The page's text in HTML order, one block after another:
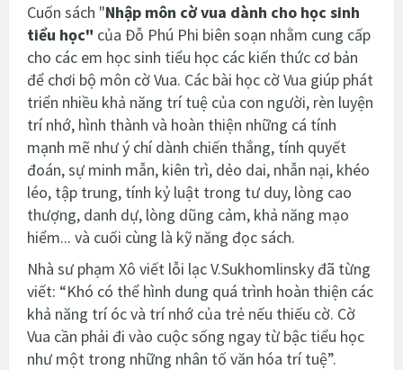
Cuốn sách "Nhập môn cờ vua dành cho học sinh
tiểu học" của Đỗ Phú Phi biên soạn nhằm cung cấp
cho các em học sinh tiểu học các kiến thức cơ bản
để chơi bộ môn cờ Vua. Các bài học cờ Vua giúp phát
triển nhiều khả năng trí tuệ của con người, rèn luyện
trí nhớ, hình thành và hoàn thiện những cá tính
mạnh mẽ như ý chí dành chiến thắng, tính quyết
đoán, sự minh mẫn, kiên trì, dẻo dai, nhẫn nại, khéo
léo, tập trung, tính kỷ luật trong tư duy, lòng cao
thượng, danh dự, lòng dũng cảm, khả năng mạo
hiểm... và cuối cùng là kỹ năng đọc sách.
Nhà sư phạm Xô viết lỗi lạc V.Sukhomlinsky đã từng
viết: “Khó có thể hình dung quá trình hoàn thiện các
khả năng trí óc và trí nhớ của trẻ nếu thiếu cờ. Cờ
Vua cần phải đi vào cuộc sống ngay từ bậc tiểu học
như một trong những nhân tố văn hóa trí tuệ”.